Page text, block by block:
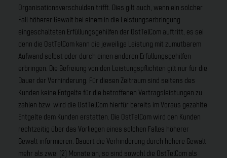
Organisationsverschulden trifft. Dies gilt auch, wenn ein solcher
Fall höherer Gewalt bei einem in die Leistungserbringung
eingeschalteten Erfüllungsgehilfen der OstTelCom auftritt, es sei
denn die OstTelCom kann die jeweilige Leistung mit zumutbarem
Aufwand selbst oder durch einen anderen Erfüllungsgehilfen
erbringen. Die Befreiung von den Leistungspflichten gilt nur für die
Dauer der Verhinderung. Für diesen Zeitraum sind seitens des
Kunden keine Entgelte für die betroffenen Vertragsleistungen zu
zahlen bzw. wird die OstTelCom hierfür bereits im Voraus gezahlte
Entgelte dem Kunden erstatten. Die OstTelCom wird den Kunden
rechtzeitig über das Vorliegen eines solchen Falles höherer
Gewalt informieren. Dauert die Verhinderung durch höhere Gewalt
mehr als zwei (2) Monate an, so sind sowohl die OstTelCom als